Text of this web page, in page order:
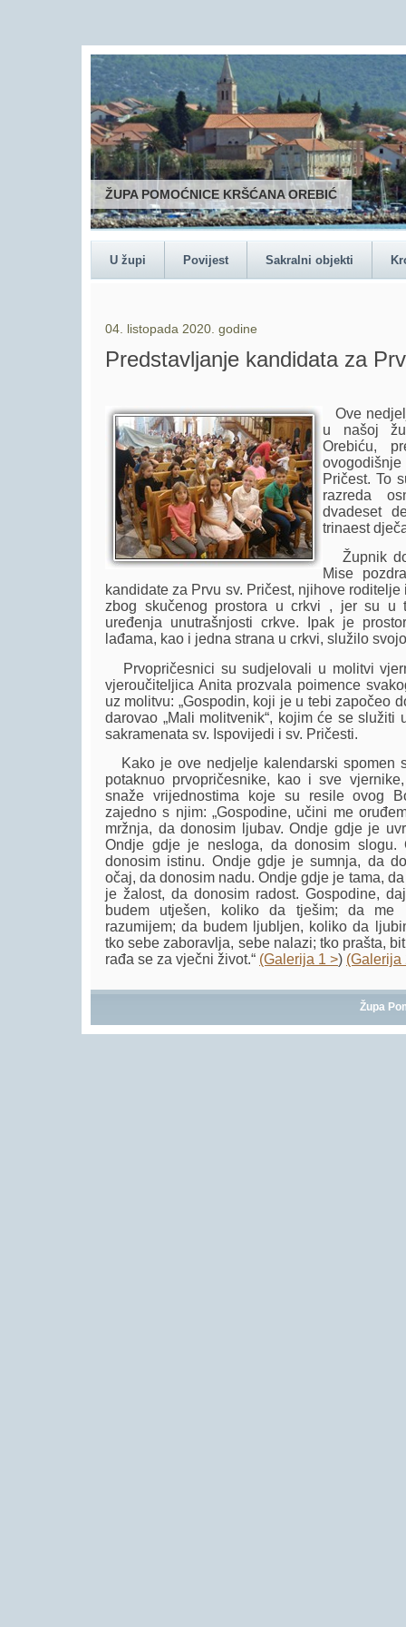
ŽUPA POMOĆNICE KRŠĆANA OREBIĆ
U župi Povijest Sakralni objekti
04. listopada 2020. godine
Predstavljanje kandidata za
Ove
u našoj
Orebiću,
Pričest. To
razreda
dvadeset
trinaest
Župnik
Mise
kandidate za Prvu sv. Pričest, njihove
zbog skučenog prostora u crkvi , jer su u
uređenja unutrašnjosti crkve. Ipak je
lađama, kao i jedna strana u crkvi, služilo
Prvopričesnici su sudjelovali u molitvi
vjeroučiteljica Anita prozvala poimence
uz molitvu: „Gospodin, koji je u tebi započeo
darovao „Mali molitvenik“, kojim će se služiti
sakramenata sv. Ispovijedi i sv. Pričesti.
Kako je ove nedjelje kalendarski spomen
potaknuo prvopričesnike, kao i sve
snaže vrijednostima koje su resile ovog
zajedno s njim: „Gospodine, učini me
mržnja, da donosim ljubav. Ondje gdje je
Ondje gdje je nesloga, da donosim
donosim istinu. Ondje gdje je sumnja, da
očaj, da donosim nadu. Ondje gdje je tama,
je žalost, da donosim radost. Gospodine,
budem utješen, koliko da tješim; da me
razumijem; da budem ljubljen, koliko da
tko sebe zaboravlja, sebe nalazi; tko prašta,
rađa se za vječni život.“ (Galerija 1 >) (Galerija
Župa